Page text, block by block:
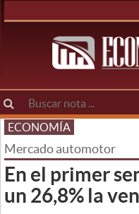
ECONOMÍA
Mercado automotor
En el primer
un 26,8% la